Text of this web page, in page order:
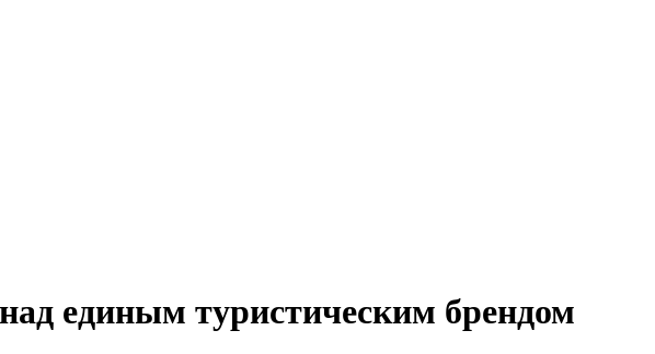
единым туристическим брендом